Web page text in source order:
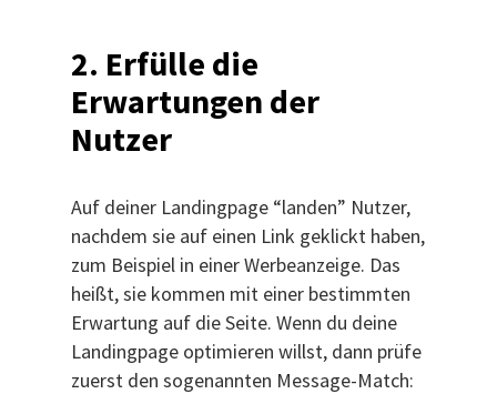
2. Erfülle die
Erwartungen der
Nutzer
Auf deiner Landingpage “landen” Nutzer,
nachdem sie auf einen Link geklickt haben,
zum Beispiel in einer Werbeanzeige. Das
heißt, sie kommen mit einer bestimmten
Erwartung auf die Seite. Wenn du deine
Landingpage optimieren willst, dann prüfe
zuerst den sogenannten Message-Match: